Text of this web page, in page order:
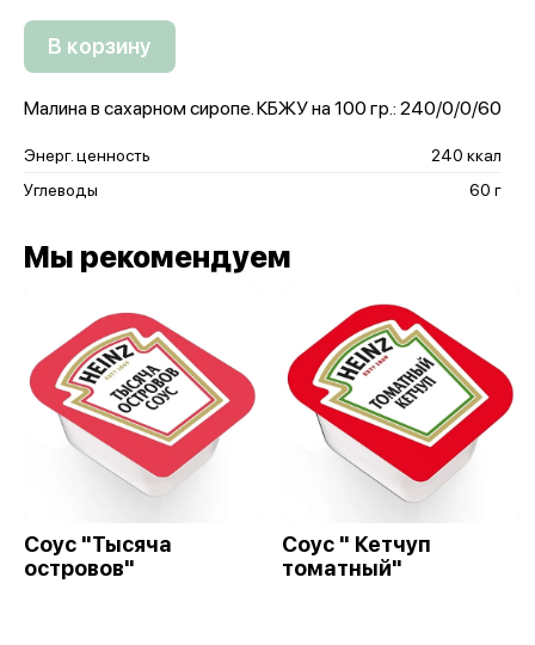
В корзину
Малина в сахарном сиропе. КБЖУ на 100 гр.: 240/0/0/60
Энерг. ценность
240 ккал
Углеводы
60 г
Мы рекомендуем
Соус "Тысяча
островов"
Соус " Кетчуп
томатный"